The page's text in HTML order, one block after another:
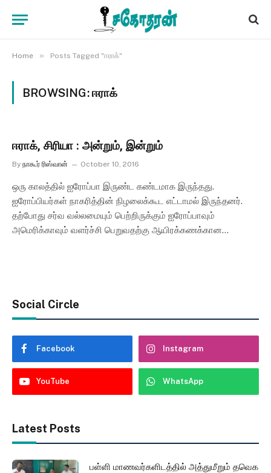
Home » Posts Tagged "ஈராக்"
BROWSING:ஈராக்
ஈராக், சிரியா : அன்றும், இன்றும்
By நாகூர் ரிஸ்வான் October 10, 2016
ஒரு காலத்தில் ஐரோப்பா இருண்ட கண்டமாக இருந்தது.
ஐரோப்பியர்கள் நாகரித்தின் நிழலைக்கூட எட்டாமல் இருந்தனர்.
தற்போது சர்வ வல்லமையும் பெற்றிருக்கும் ஐரோப்பாவும்
அமெரிக்காவும் வளர்ச்சி பெறுவதற்கு ஆயிரக்கணக்கான…
Social Circle
Facebook Instagram
YouTube WhatsApp
Latest Posts
பள்ளி மாணவர்களிடத்தில் அத்துமீறும் தவெக